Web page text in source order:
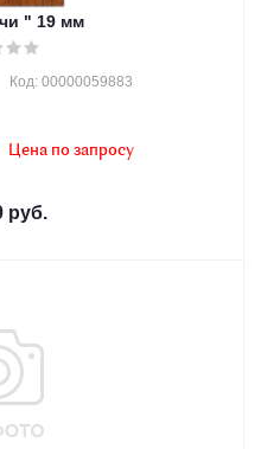
"Арчи " 19 мм
Код: 00000059883
Цена по запросу
руб.